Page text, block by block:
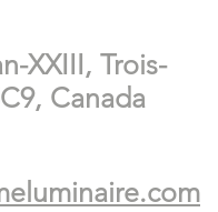
XXIII, Trois-
Canada